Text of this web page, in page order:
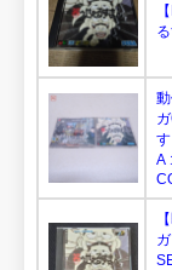
A